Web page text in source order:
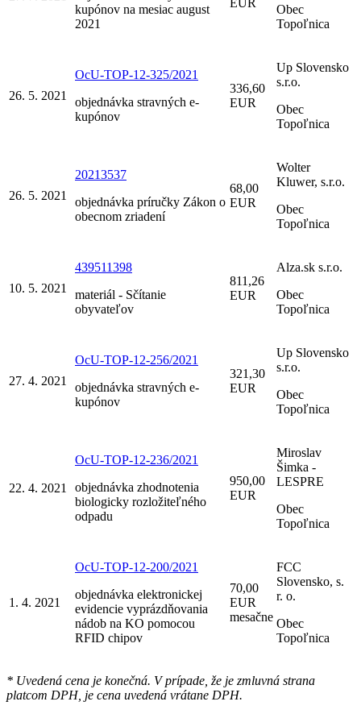
kupónov na mesiac august
2021
Obec
Topoľnica
26. 5. 2021
OcU-TOP-12-325/2021
objednávka stravných e-
kupónov
336,60
EUR
Up Slovensko
s.r.o.
Obec
Topoľnica
26. 5. 2021
20213537
objednávka príručky Zákon o
obecnom zriadení
68,00
EUR
Wolter
Kluwer, s.r.o.
Obec
Topoľnica
10. 5. 2021
439511398
materiál - Sčítanie
obyvateľov
811,26
EUR
Alza.sk s.r.o.
Obec
Topoľnica
27. 4. 2021
OcU-TOP-12-256/2021
objednávka stravných e-
kupónov
321,30
EUR
Up Slovensko
s.r.o.
Obec
Topoľnica
22. 4. 2021
OcU-TOP-12-236/2021
objednávka zhodnotenia
biologicky rozložiteľného
odpadu
950,00
EUR
Miroslav
Šimka -
LESPRE
Obec
Topoľnica
1. 4. 2021
OcU-TOP-12-200/2021
objednávka elektronickej
evidencie vyprázdňovania
nádob na KO pomocou
RFID chipov
70,00
EUR
mesačne
FCC
Slovensko, s.
r. o.
Obec
Topoľnica
* Uvedená cena je konečná. V prípade, že je zmluvná strana
platcom DPH, je cena uvedená vrátane DPH.